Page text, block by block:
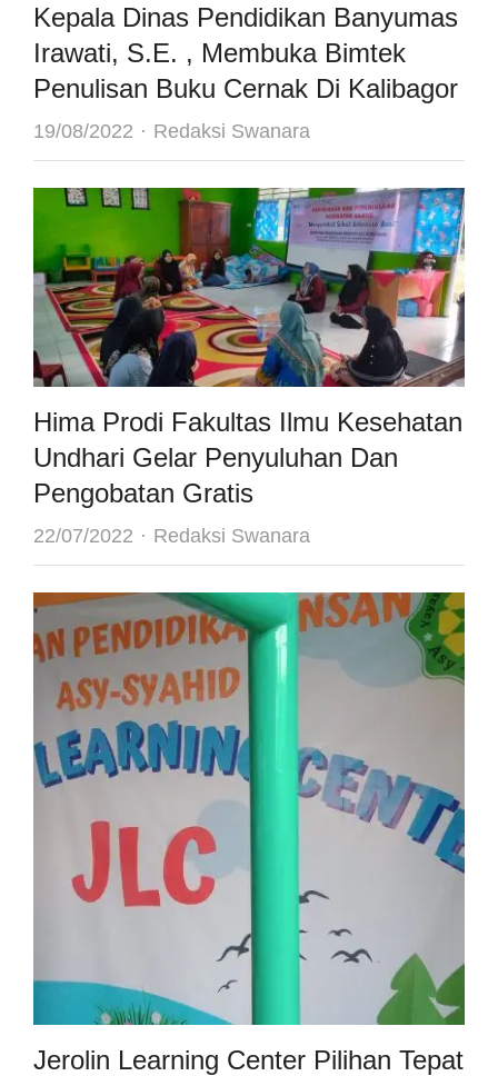
Kepala Dinas Pendidikan Banyumas
Irawati, S.E. , Membuka Bimtek
Penulisan Buku Cernak Di Kalibagor
19/08/2022 Author
Redaksi Swanara
Hima Prodi Fakultas Ilmu Kesehatan
Undhari Gelar Penyuluhan Dan
Pengobatan Gratis
22/07/2022 Author
Redaksi Swanara
Jerolin Learning Center Pilihan Tepat